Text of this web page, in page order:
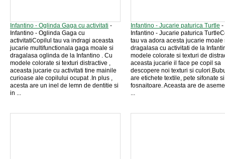
Infantino - Oglinda Gaga cu activitati -
Infantino - Oglinda Gaga cu
activitatiCopilul tau va indragi aceasta
jucarie multifunctionala gaga moale si
dragalasa oglinda de la Infantino . Cu
modele colorate si texturi distractive ,
aceasta jucarie cu activitati tine mainile
curioase ale copilului ocupat .In plus ,
acesta are un inel de lemn de dentitie si
in ...
Infantino - Jucarie paturica Turtle -
Infantino - Jucarie paturica
tau va adora acesta jucarie moale
dragalasa cu activitati de la
modele colorate si texturi de
aceasta jucarie il face pe copil sa
descopere noi texturi si
are etichete textile, pete sifonate si
fosnaitoare. Aceasta are de
...